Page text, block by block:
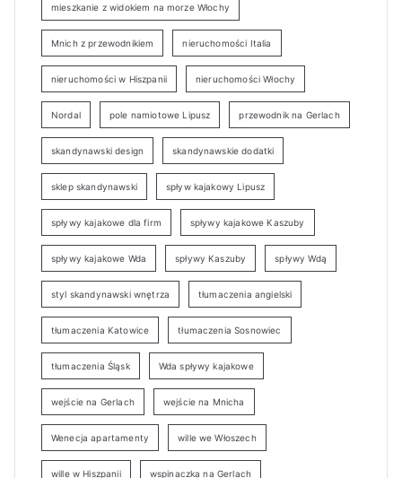
mieszkanie z widokiem na morze Włochy
Mnich z przewodnikiem nieruchomości Italia
nieruchomości w Hiszpanii nieruchomości Włochy
Nordal pole namiotowe Lipusz przewodnik na Gerlach
skandynawski design skandynawskie dodatki
sklep skandynawski spływ kajakowy Lipusz
spływy kajakowe dla firm spływy kajakowe Kaszuby
spływy kajakowe Wda spływy Kaszuby spływy Wdą
styl skandynawski wnętrza tłumaczenia angielski
tłumaczenia Katowice tłumaczenia Sosnowiec
tłumaczenia Śląsk Wda spływy kajakowe
wejście na Gerlach wejście na Mnicha
Wenecja apartamenty wille we Włoszech
wille w Hiszpanii wspinaczka na Gerlach